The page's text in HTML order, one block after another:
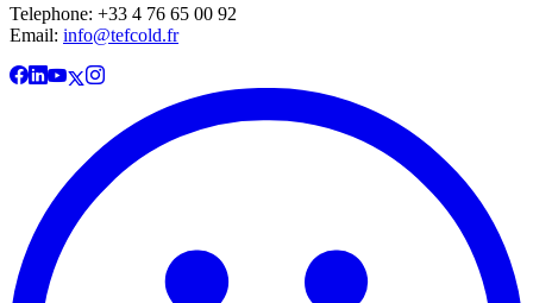
Telephone: +33 4 76 65 00 92
Email: info@tefcold.fr